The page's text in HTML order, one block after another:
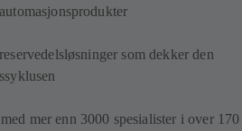
som dekker den
mer enn 3000 spesialister i over 170